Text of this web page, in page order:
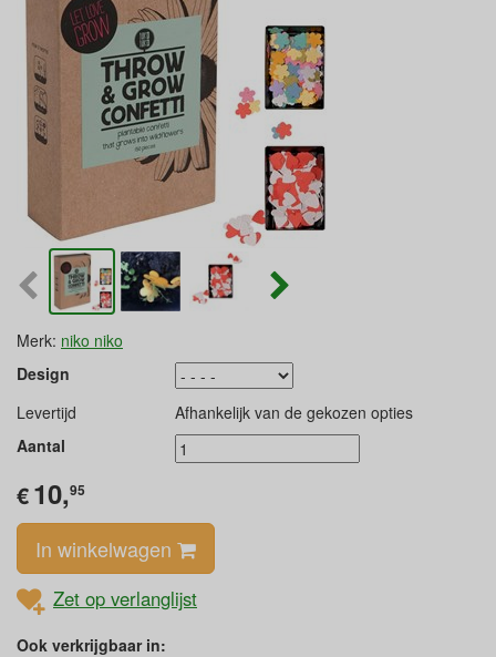
Merk: niko niko
Design
Levertijd
Afhankelijk van de gekozen opties
Aantal
€10,95
In winkelwagen
Zet op verlanglijst
Ook verkrijgbaar in: